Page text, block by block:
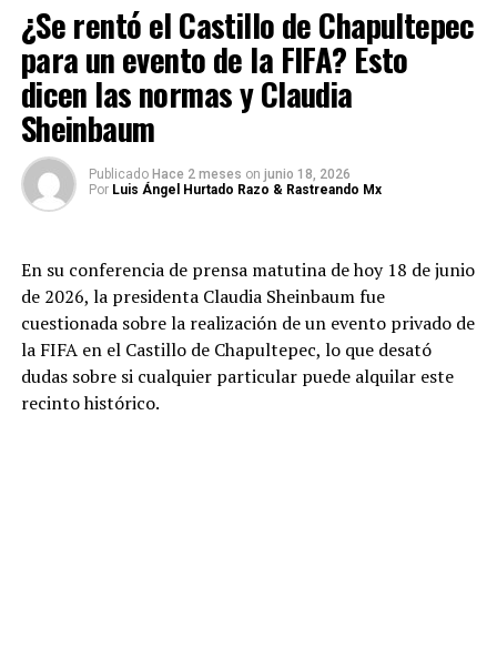
¿Se rentó el Castillo de Chapultepec
para un evento de la FIFA? Esto
dicen las normas y Claudia
Sheinbaum
Publicado Hace 2 meses on junio 18, 2026
Por Luis Ángel Hurtado Razo & Rastreando Mx
En su conferencia de prensa matutina de hoy 18 de junio
de 2026, la presidenta Claudia Sheinbaum fue
cuestionada sobre la realización de un evento privado de
la FIFA en el Castillo de Chapultepec, lo que desató
dudas sobre si cualquier particular puede alquilar este
recinto histórico.